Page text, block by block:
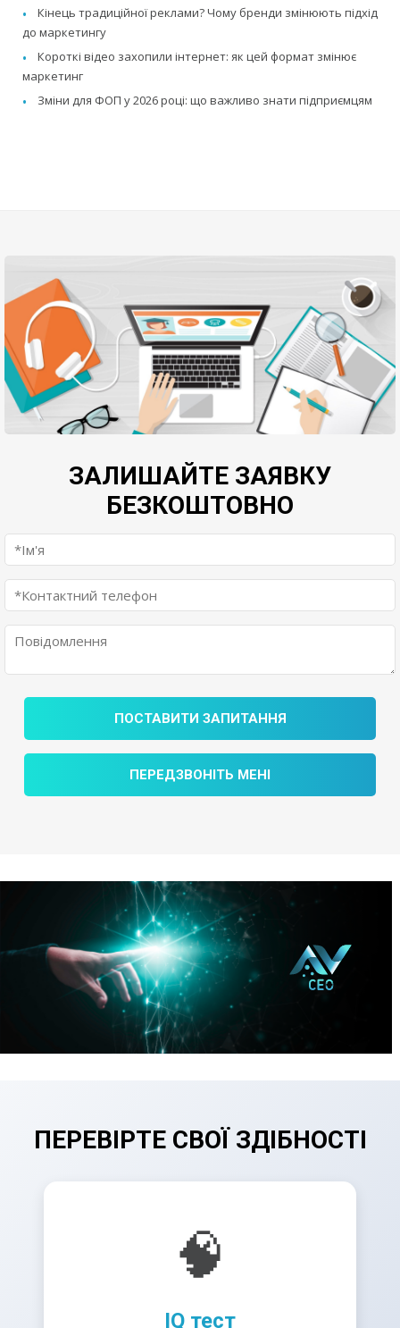
Кінець традиційної реклами? Чому бренди змінюють підхід
до маркетингу
Короткі відео захопили інтернет: як цей формат змінює
маркетинг
Зміни для ФОП у 2026 році: що важливо знати підприємцям
ЗАЛИШАЙТЕ ЗАЯВКУ
БЕЗКОШТОВНО
ПОСТАВИТИ ЗАПИТАННЯ
ПЕРЕДЗВОНІТЬ МЕНІ
ПЕРЕВІРТЕ СВОЇ ЗДІБНОСТІ
🧠
IQ тест